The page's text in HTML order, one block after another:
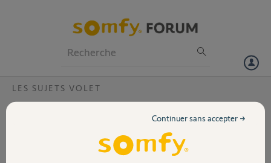
Volet
LES SUJETS VOLET
Commander simultanément plusieurs
Continuer sans accepter →